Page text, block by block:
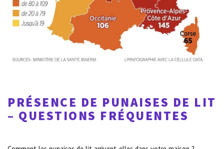
PRÉSENCE DE PUNAISES DE LIT
– QUESTIONS FRÉQUENTES